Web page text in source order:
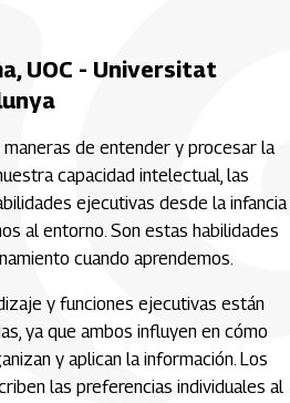
UOC - Universitat
de entender y procesar la
capacidad intelectual, las
ejecutivas desde la infancia
al entorno. Son estas habilidades
cuando aprendemos.
y funciones ejecutivas están
ya que ambos influyen en cómo
y aplican la información. Los
las preferencias individuales al